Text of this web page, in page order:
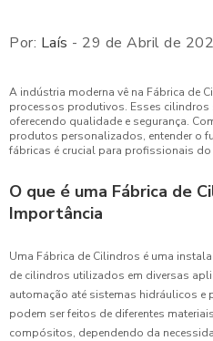
Por: Laís - 29 de Abril de
A indústria moderna vê na Fábrica de
processos produtivos. Esses cilindros
oferecendo qualidade e segurança.
produtos personalizados, entender o
fábricas é crucial para profissionais do
O que é uma Fábrica de
Importância
Uma Fábrica de Cilindros é uma
de cilindros utilizados em diversas
automação até sistemas hidráulicos e
podem ser feitos de diferentes
compósitos, dependendo da